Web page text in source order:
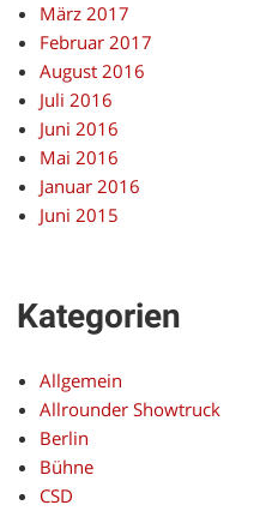
März 2017
Februar 2017
August 2016
Juli 2016
Juni 2016
Mai 2016
Januar 2016
Juni 2015
Kategorien
Allgemein
Allrounder Showtruck
Berlin
Bühne
CSD